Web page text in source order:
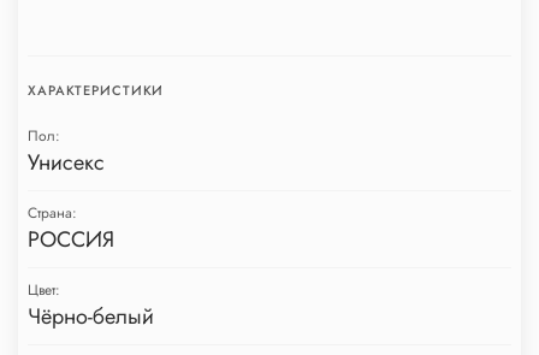
ХАРАКТЕРИСТИКИ
Пол:
Унисекс
Страна:
РОССИЯ
Цвет:
Чёрно-белый